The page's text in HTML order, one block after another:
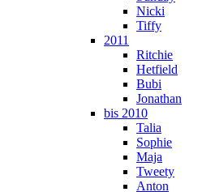
Nicki
Tiffy
2011
Ritchie
Hetfield
Bubi
Jonathan
bis 2010
Talia
Sophie
Maja
Tweety
Anton